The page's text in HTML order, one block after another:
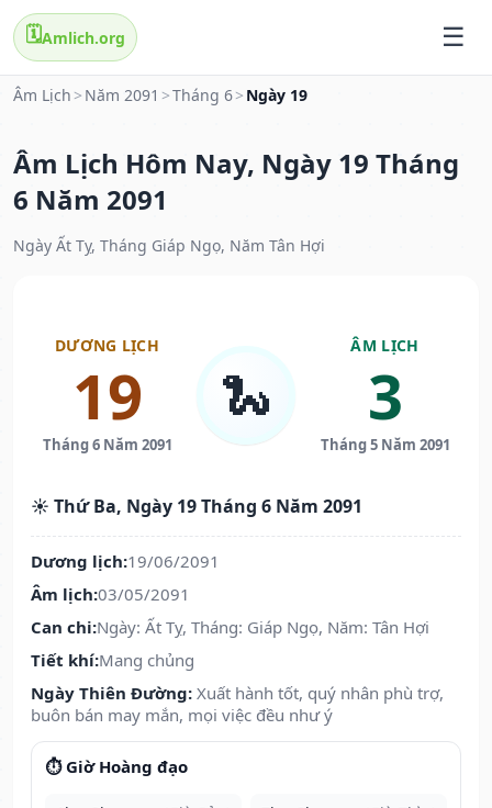
🗓️Amlich.org
Âm Lịch > Năm 2091 >Tháng 6> Ngày 19
Âm Lịch Hôm Nay, Ngày 19 Tháng
6 Năm 2091
Ngày Ất Tỵ, Tháng Giáp Ngọ, Năm Tân Hợi
DƯƠNG LỊCH
19
Tháng 6 Năm 2091
🐍
ÂM LỊCH
3
Tháng 5 Năm 2091
☀️ Thứ Ba, Ngày 19 Tháng 6 Năm 2091
Dương lịch:19/06/2091
Âm lịch:03/05/2091
Can chi:Ngày: Ất Tỵ, Tháng: Giáp Ngọ, Năm: Tân Hợi
Tiết khí:Mang chủng
Ngày Thiên Đường: Xuất hành tốt, quý nhân phù trợ,
buôn bán may mắn, mọi việc đều như ý
⏱️ Giờ Hoàng đạo